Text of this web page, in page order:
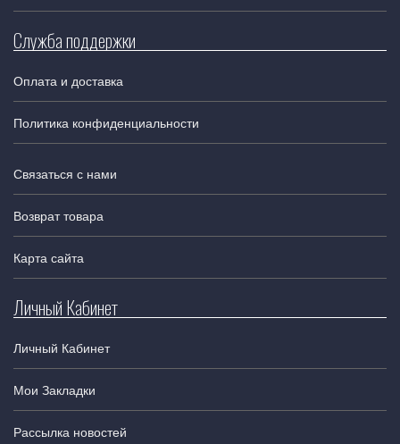
Служба поддержки
Оплата и доставка
Политика конфиденциальности
Связаться с нами
Возврат товара
Карта сайта
Личный Кабинет
Личный Кабинет
Мои Закладки
Рассылка новостей